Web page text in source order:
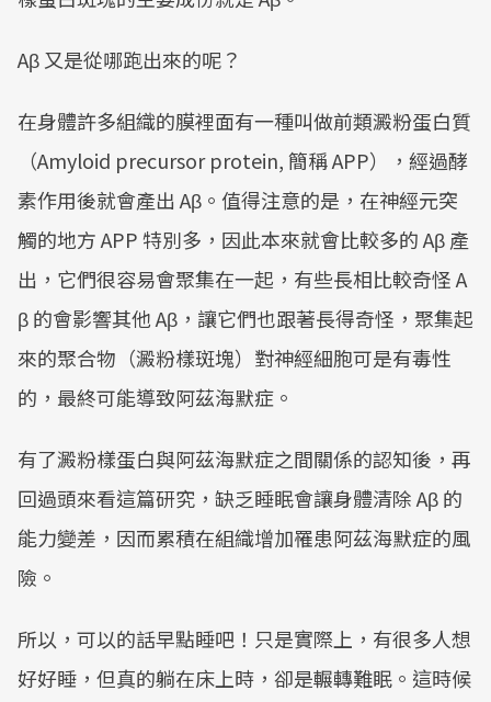
Aβ 又是從哪跑出來的呢？
在身體許多組織的膜裡面有一種叫做前類澱粉蛋白質
（Amyloid precursor protein, 簡稱 APP），經過酵
素作用後就會產出 Aβ。值得注意的是，在神經元突
觸的地方 APP 特別多，因此本來就會比較多的 Aβ 產
出，它們很容易會聚集在一起，有些長相比較奇怪 A
β 的會影響其他 Aβ，讓它們也跟著長得奇怪，聚集起
來的聚合物（澱粉樣斑塊）對神經細胞可是有毒性
的，最終可能導致阿茲海默症。
有了澱粉樣蛋白與阿茲海默症之間關係的認知後，再
回過頭來看這篇研究，缺乏睡眠會讓身體清除 Aβ 的
能力變差，因而累積在組織增加罹患阿茲海默症的風
險。
所以，可以的話早點睡吧！只是實際上，有很多人想
好好睡，但真的躺在床上時，卻是輾轉難眠。這時候